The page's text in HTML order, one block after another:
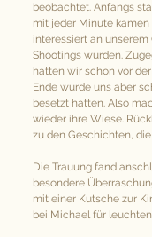
beobachtet. Anfangs
mit jeder Minute kamen
interessiert an unserem
Shootings wurden.
hatten wir schon vor
Ende wurde uns aber
besetzt hatten. Also
wieder ihre Wiese.
zu den Geschichten,
Die Trauung fand
besondere
mit einer Kutsche zur
bei Michael für